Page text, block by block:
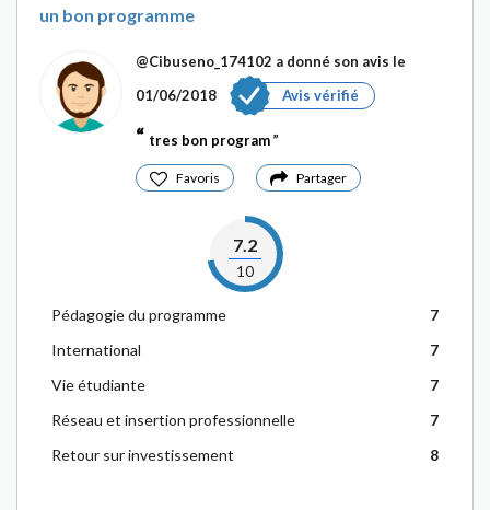
un bon programme
@Cibuseno_174102 a donné son avis le
01/06/2018
Avis vérifié
tres bon program
Favoris Partager
7.2
10
Pédagogie du programme
7
International
7
Vie étudiante
7
Réseau et insertion professionnelle
7
Retour sur investissement
8